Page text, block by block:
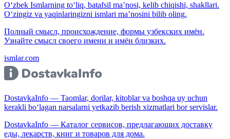
O‘zbek Ismlarning to‘liq, batafsil ma’nosi, kelib chiqishi, shakllari.
O‘zingiz va yaqinlaringizni ismlari ma’nosini bilib oling.
Полный смысл, происхождение, формы узбекских имён.
Узнайте смысл своего имени и имён близких.
ismlar.com
DostavkaInfo — Taomlar, dorilar, kitoblar va boshqa uy uchun
kerakli bo‘lagan narsalarni yetkazib berish xizmatlari bor servislar.
DostavkaInfo — Каталог сервисов, предлагающих доставку
еды, лекарств, книг и товаров для дома.